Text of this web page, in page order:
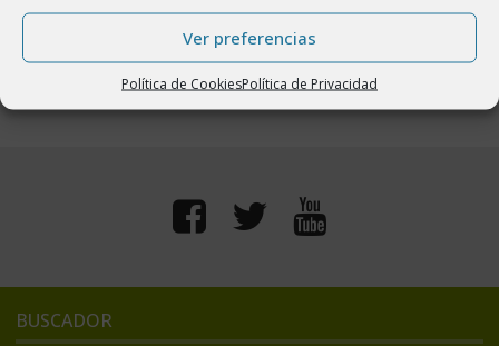
Ver preferencias
Política de CookiesPolítica de Privacidad
23 noviembre, 2021
BUSCADOR